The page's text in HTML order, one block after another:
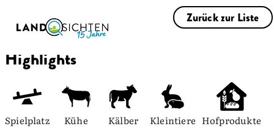
Zurück zur Liste
Highlights
Spielplatz Kühe Kälber Kleintiere Hofprodukte